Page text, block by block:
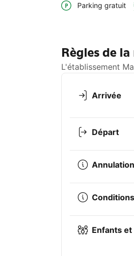
Parking gratuit
Règles de
L'établissement
Arrivée
Départ
Enfants